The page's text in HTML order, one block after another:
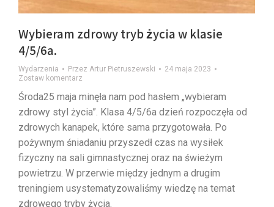
Wybieram zdrowy tryb życia w klasie
4/5/6a.
Wydarzenia Przez Artur Pietruszewski
24 maja 2023
Zostaw komentarz
Środa25 maja minęła nam pod hasłem „wybieram
zdrowy styl życia”. Klasa 4/5/6a dzień rozpoczęła od
zdrowych kanapek, które sama przygotowała. Po
pożywnym śniadaniu przyszedł czas na wysiłek
fizyczny na sali gimnastycznej oraz na świeżym
powietrzu. W przerwie między jednym a drugim
treningiem usystematyzowaliśmy wiedzę na temat
zdrowego tryby życia.